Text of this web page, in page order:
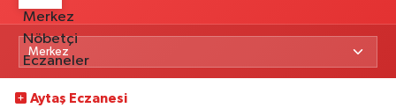
Aytaş Eczanesi